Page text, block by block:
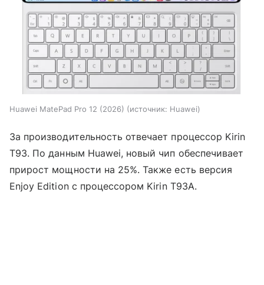
Huawei MatePad Pro 12 (2026) источник: Huawei
За производительность отвечает процессор Kirin
T93. По данным Huawei, новый чип обеспечивает
прирост мощности на 25%. Также есть версия
Enjoy Edition с процессором Kirin T93A.